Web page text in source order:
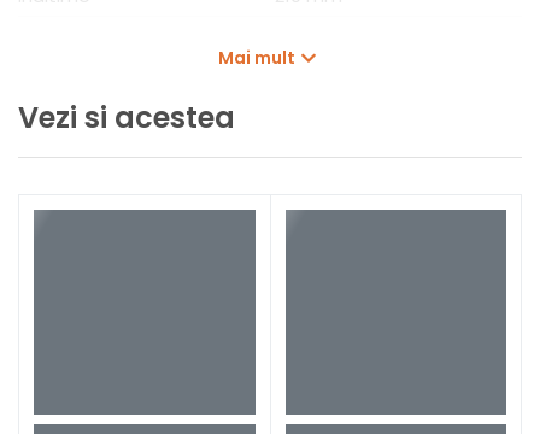
RUFUS3010MA
Mai mult
Vezi si acestea